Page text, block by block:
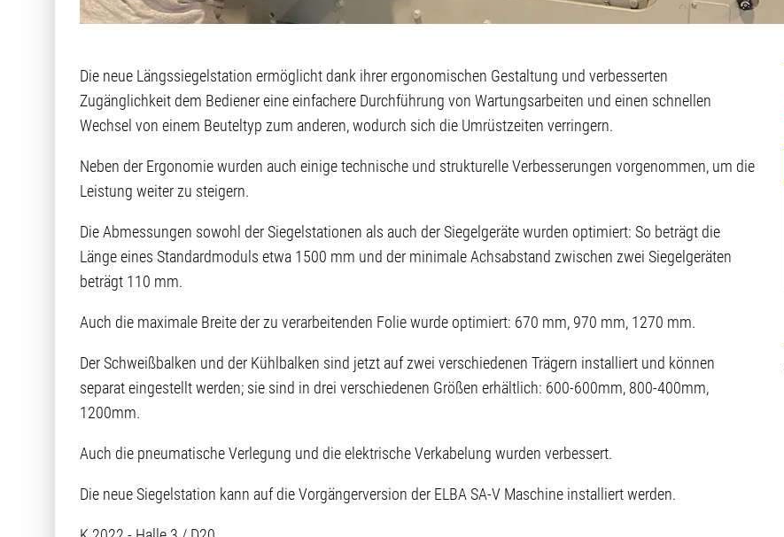
Die neue Längssiegelstation ermöglicht dank ihrer ergonomischen Gestaltung und verbesserten
Zugänglichkeit dem Bediener eine einfachere Durchführung von Wartungsarbeiten und einen schnellen
Wechsel von einem Beuteltyp zum anderen, wodurch sich die Umrüstzeiten verringern.
Neben der Ergonomie wurden auch einige technische und strukturelle Verbesserungen vorgenommen, um die
Leistung weiter zu steigern.
Die Abmessungen sowohl der Siegelstationen als auch der Siegelgeräte wurden optimiert: So beträgt die
Länge eines Standardmoduls etwa 1500 mm und der minimale Achsabstand zwischen zwei Siegelgeräten
beträgt 110 mm.
Auch die maximale Breite der zu verarbeitenden Folie wurde optimiert: 670 mm, 970 mm, 1270 mm.
Der Schweißbalken und der Kühlbalken sind jetzt auf zwei verschiedenen Trägern installiert und können
separat eingestellt werden; sie sind in drei verschiedenen Größen erhältlich: 600-600mm, 800-400mm,
1200mm.
Auch die pneumatische Verlegung und die elektrische Verkabelung wurden verbessert.
Die neue Siegelstation kann auf die Vorgängerversion der ELBA SA-V Maschine installiert werden.